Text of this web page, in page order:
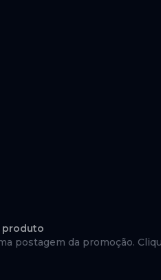
produto
postagem da promoção.